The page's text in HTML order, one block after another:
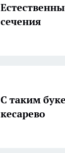
сечения
С таким
кесарево